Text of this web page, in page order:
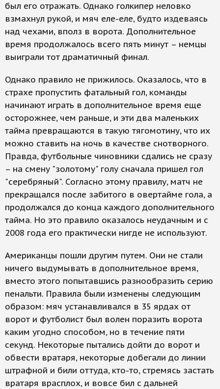
был его отражать. Однако голкипер неловко
взмахнул рукой, и мяч еле-еле, будто издеваясь
над чехами, вполз в ворота. Дополнительное
время продолжалось всего пять минут – немцы
выиграли тот драматичный финал.
Однако правило не прижилось. Оказалось, что в
страхе пропустить фатальный гол, команды
начинают играть в дополнительное время еще
осторожнее, чем раньше, и эти два маленьких
тайма превращаются в такую тягомотину, что их
можно ставить на ночь в качестве снотворного.
Правда, футбольные чиновники сдались не сразу
– на смену "золотому" голу сначала пришел гол
"серебряный". Согласно этому правилу, матч не
прекращался после забитого в овертайме гола, а
продолжался до конца каждого дополнительного
тайма. Но это правило оказалось неудачным и с
2008 года его практически нигде не используют.
Американцы пошли другим путем. Они не стали
ничего выдумывать в дополнительное время,
вместо этого попытавшись разнообразить серию
пенальти. Правила были изменены следующим
образом: мяч устанавливался в 35 ярдах от
ворот и футболист был волен поразить ворота
каким угодно способом, но в течение пяти
секунд. Некоторые пытались дойти до ворот и
обвести вратаря, некоторые добегали до линии
штрафной и били оттуда, кто-то, стремясь застать
вратаря врасплох, и вовсе бил с дальней